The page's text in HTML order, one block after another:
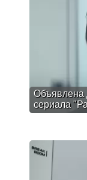
Объявлена
сериала